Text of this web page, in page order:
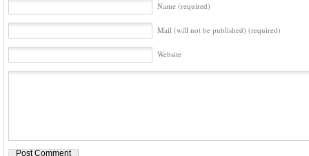
Name (required)
Mail (will not be published) (required)
Website